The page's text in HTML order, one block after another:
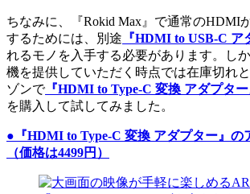
ちなみに、『Rokid Max』で通常のHDMI
するためには、別途 『HDMI to USB-C ア
れるモノを入手する必要があります。し
機を提供していただく時点では在庫切れ
ゾンで『HDMI to Type-C 変換 アダプター
を購入して試してみました。
●『HDMI to Type-C 変換 アダプター』の
（価格は4499円）